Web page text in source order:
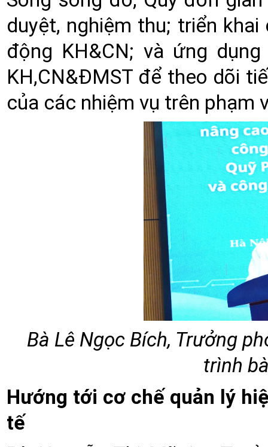
duyệt, nghiệm thu; triển
động KH&CN; và ứng
KH,CN&ĐMST để theo dõi
của các nhiệm vụ trên phạm
Bà Lê Ngọc Bích, Trưởng
trình
Hướng tới cơ chế quản lý
tế